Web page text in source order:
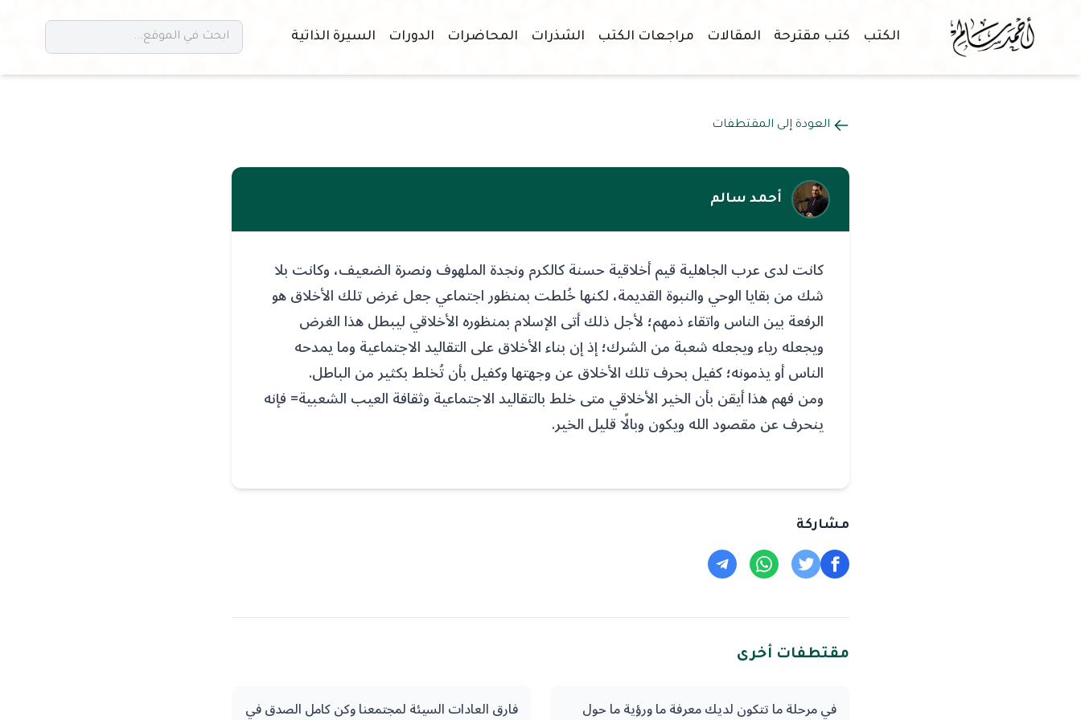
الكتب كتب مقترحة المقالات مراجعات الكتب الشذرات المحاضرات الدورات السيرة الذاتية
العودة إلى المقتطفات
أحمد سالم
كانت لدى عرب الجاهلية قيم أخلاقية حسنة كالكرم ونجدة الملهوف ونصرة الضعيف، وكانت بلا
شك من بقايا الوحي والنبوة القديمة، لكنها خُلطت بمنظور اجتماعي جعل غرض تلك الأخلاق هو
الرفعة بين الناس واتقاء ذمهم؛ لأجل ذلك أتى الإسلام بمنظوره الأخلاقي ليبطل هذا الغرض
ويجعله رياء ويجعله شعبة من الشرك؛ إذ إن بناء الأخلاق على التقاليد الاجتماعية وما يمدحه
الناس أو يذمونه؛ كفيل بحرف تلك الأخلاق عن وجهتها وكفيل بأن تُخلط بكثير من الباطل.
ومن فهم هذا أيقن بأن الخير الأخلاقي متى خلط بالتقاليد الاجتماعية وثقافة العيب الشعبية= فإنه
ينحرف عن مقصود الله ويكون وبالًا قليل الخير.
مشاركة
مقتطفات أخرى
في مرحلة ما تتكون لديك معرفة ما ورؤية ما حول
فارق العادات السيئة لمجتمعنا وكن كامل الصدق في